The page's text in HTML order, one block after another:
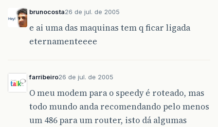
brunocosta26 de jul. de 2005
e ai uma das maquinas tem q ficar ligada
eternamenteeee
farribeiro26 de jul. de 2005
O meu modem para o speedy é roteado, mas
todo mundo anda recomendando pelo menos
um 486 para um router, isto dá algumas